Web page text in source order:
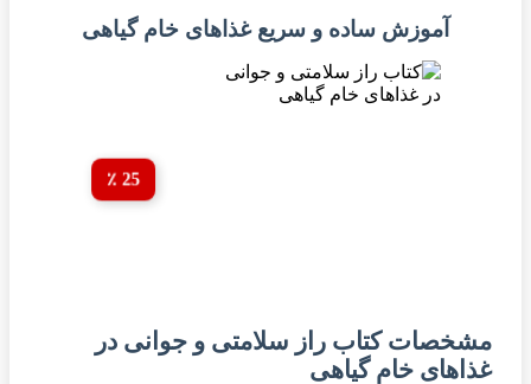
آموزش ساده و سریع غذاهای خام گیاهی
25 ٪
مشخصات کتاب راز سلامتی و جوانی در
غذاهای خام گیاهی